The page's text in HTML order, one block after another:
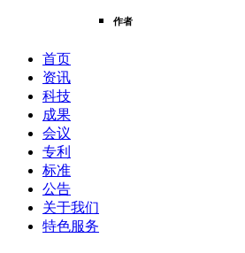
作者
首页
资讯
科技
成果
会议
专利
标准
公告
关于我们
特色服务